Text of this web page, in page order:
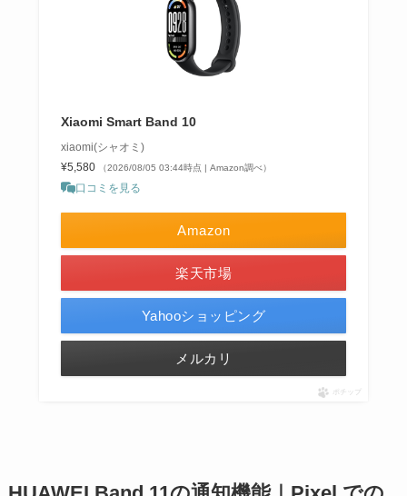
Xiaomi Smart Band 10
xiaomi(シャオミ)
¥5,580
（2026/08/05 03:44時点 | Amazon調べ）
口コミを見る
Amazon
楽天市場
Yahooショッピング
メルカリ
ポチップ